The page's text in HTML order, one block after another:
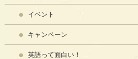
イベント
キャンペーン
英語って面白い！